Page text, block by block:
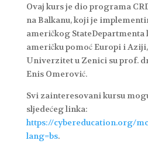
Ovaj kurs je dio programa
na Balkanu, koji je
američkog
američku pomoć Europi i
Univerzitet u Zenici su prof.
Enis Omerović.
Svi zainteresovani kursu
sljedećeg linka:
https://cybereducation.org/
lang=bs.